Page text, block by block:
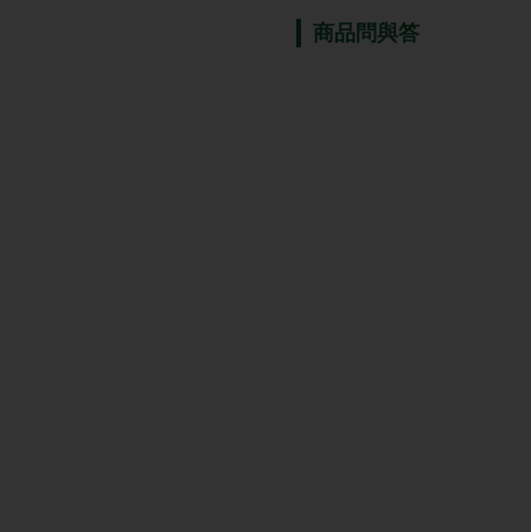
商品問與答